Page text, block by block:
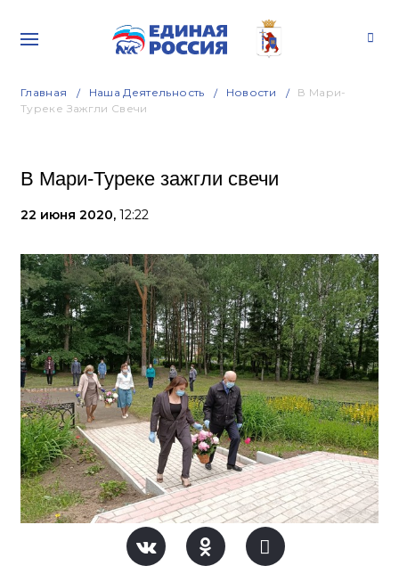
Главная Наша Деятельность Новости
В Мари-
Туреке Зажгли Свечи
В Мари-Туреке зажгли свечи
22 июня 2020, 12:22